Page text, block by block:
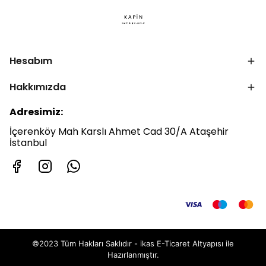
Hesabım
Hakkımızda
Adresimiz:
İçerenköy Mah Karslı Ahmet Cad 30/A Ataşehir
İstanbul
©2023 Tüm Hakları Saklıdır - ikas E-Ticaret Altyapısı ile
Hazırlanmıştır.